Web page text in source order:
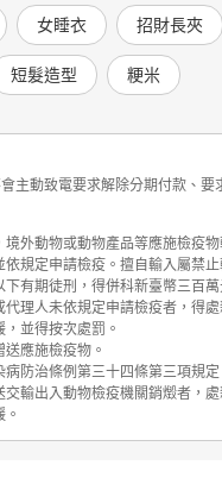
女睡衣 招財長夾
短髮造型 粳米
主動致電要求解除分期付款、要
境外動物或動物產品等應施檢疫
依規定申請檢疫。擅自輸入屬禁
下有期徒刑，得併科新臺幣三百
代理人未依規定申請檢疫者，得
，並得按次處罰。
應施檢疫物。
病防治條例第三十四條第三項規
交輸出入動物檢疫機關銷燬者，